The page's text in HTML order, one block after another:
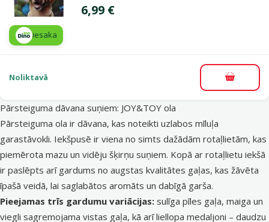
Cena
6,99 €
iesaka
Noliktavā
Pārsteiguma dāvana suņiem: JOY&TOY ola
Pārsteiguma ola ir dāvana, kas noteikti uzlabos mīluļa
garastāvokli. Iekšpusē ir viena no simts dažādām rotaļlietām, kas
piemērota mazu un vidēju šķirņu suņiem. Kopā ar rotaļlietu iekšā
ir paslēpts arī gardums no augstas kvalitātes gaļas, kas žāvēta
īpašā veidā, lai saglabātos aromāts un dabīgā garša.
Pieejamas trīs gardumu variācijas: sulīga pīles gaļa, maiga un
viegli sagremojama vistas gaļa, kā arī liellopa medaljoni – daudzu